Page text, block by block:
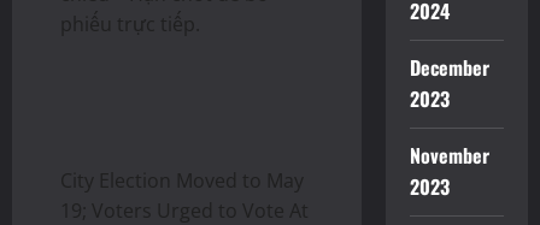
phiếu trực tiếp.
City Election Moved to May
19; Voters Urged to Vote At
2024
December
2023
November
2023